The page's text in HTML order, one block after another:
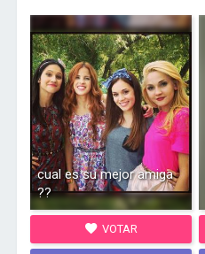
cual es su mejor amiga
??
VOTAR